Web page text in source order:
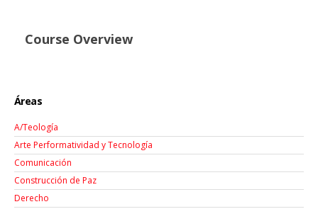
Course Overview
Áreas
A/Teología
Arte Performatividad y Tecnología
Comunicación
Construcción de Paz
Derecho